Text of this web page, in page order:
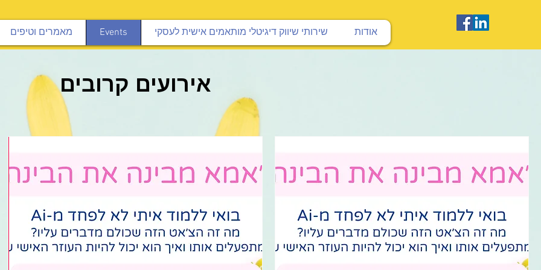
אודות שירותי שיווק דיגיטלי מותאמים אישית לעסקי Events מאמרים וטיפים
אירועים קרובים